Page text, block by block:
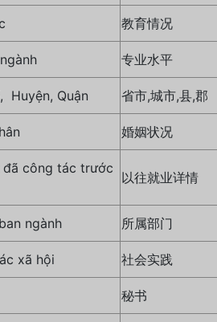
教育情况
专业水平
Huyện, Quận 省市,城市,县,郡
婚姻状况
công tác trước
以往就业详情
ngành 所属部门
xã hội 社会实践
秘书